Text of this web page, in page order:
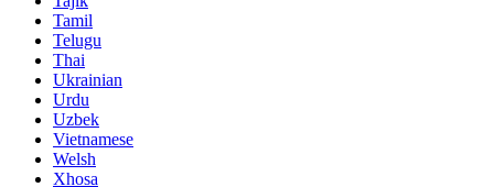
Tamil
Telugu
Thai
Ukrainian
Urdu
Uzbek
Vietnamese
Welsh
Xhosa